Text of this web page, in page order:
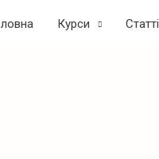
Курси Статтi